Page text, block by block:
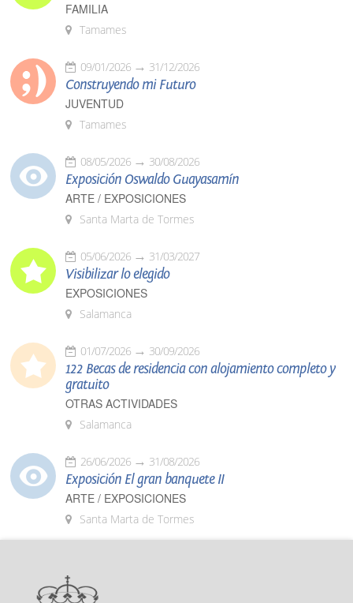
FAMILIA
Tamames
09/01/2026 31/12/2026
Construyendo mi Futuro
JUVENTUD
Tamames
08/05/2026 30/08/2026
Exposición Oswaldo Guayasamín
ARTE / EXPOSICIONES
Santa Marta de Tormes
05/06/2026 31/03/2027
Visibilizar lo elegido
EXPOSICIONES
Salamanca
01/07/2026 30/09/2026
122 Becas de residencia con alojamiento completo y
gratuito
OTRAS ACTIVIDADES
Salamanca
26/06/2026 31/08/2026
Exposición El gran banquete II
ARTE / EXPOSICIONES
Santa Marta de Tormes